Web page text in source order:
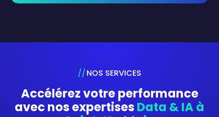
NOS SERVICES
Accélérez votre performance
avec nos expertises Data & IA à